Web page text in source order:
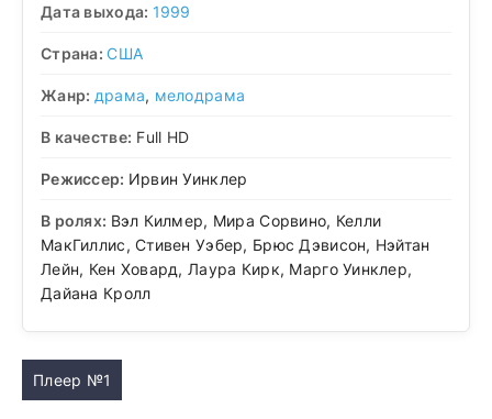
Дата выхода: 1999
Страна:США
Жанр: драма, мелодрама
В качестве: Full HD
Режиссер: Ирвин Уинклер
В ролях: Вэл Килмер, Мира Сорвино, Келли
МакГиллис, Стивен Уэбер, Брюс Дэвисон, Нэйтан
Лейн, Кен Ховард, Лаура Кирк, Марго Уинклер,
Дайана Кролл
Плеер №1